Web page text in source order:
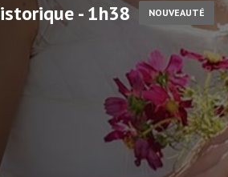
- 1h38 NOUVEAUTÉ